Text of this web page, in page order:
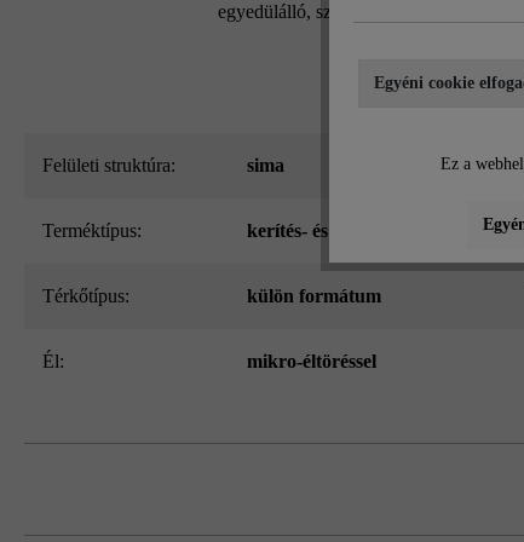
egyedülálló, szabadalmaztatott
Felületi struktúra: sima
Terméktípus: kerítés- és falazókő
Térkőtípus: külön formátum
él: mikro-éltöréssel
Egyéni cookie
Ez a